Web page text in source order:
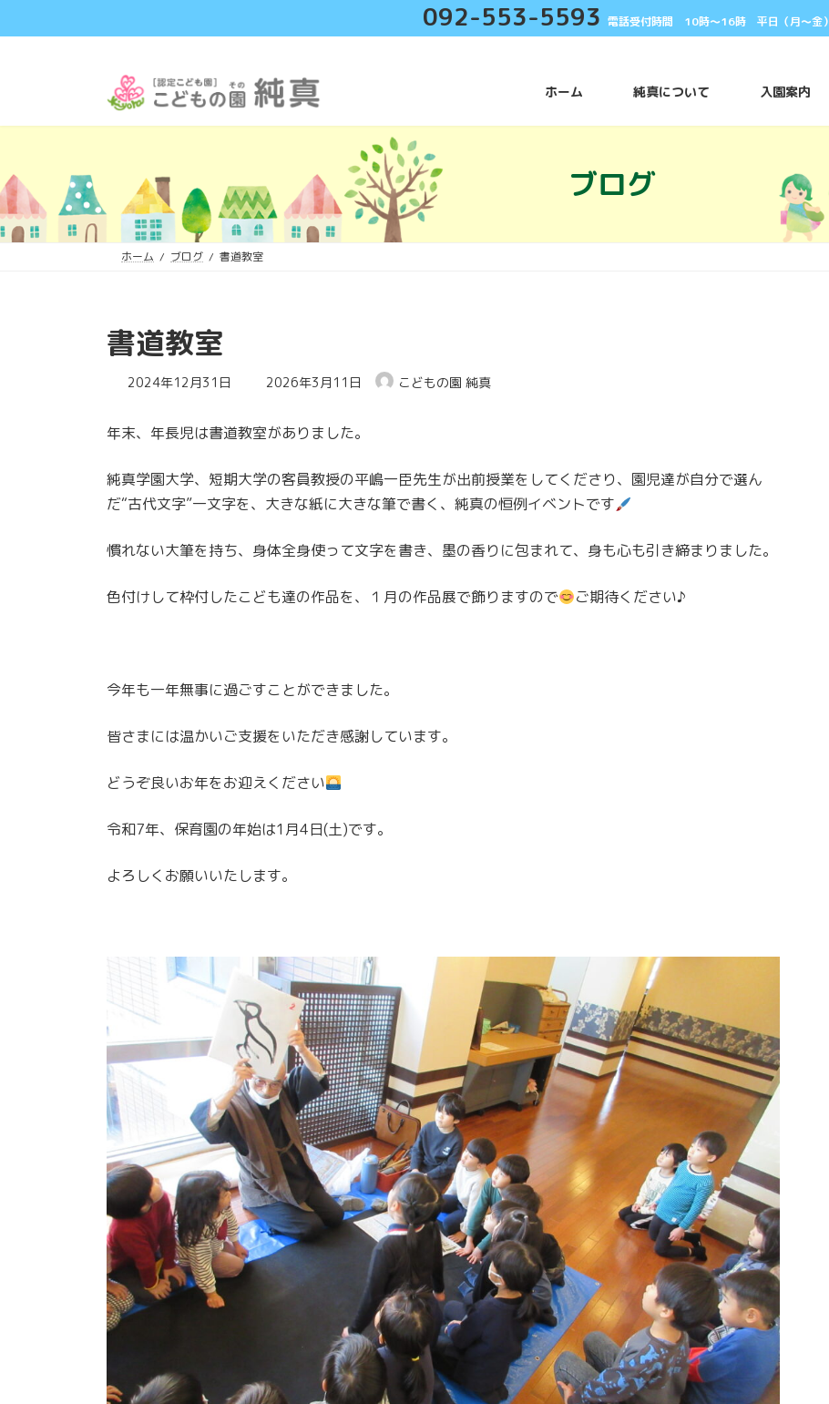
ッ
プ
移
動
092-553-5593 電話受付時間 10時〜16時 平日（月〜金）
ホーム 純真について 入園案内
ブログ
ホーム ブログ 書道教室
書道教室
2024年12月31日
最
新
:
2026年3月11日 こどもの園 純真
年末、年長児は書道教室がありました。
純真学園大学、短期大学の客員教授の平嶋一臣先生が出前授業をしてくださり、園児達が自分で選ん
だ“古代文字”一文字を、大きな紙に大きな筆で書く、純真の恒例イベントです
慣れない大筆を持ち、身体全身使って文字を書き、墨の香りに包まれて、身も心も引き締まりました。
色付けして枠付したこども達の作品を、１月の作品展で飾りますので ご期待ください♪
今年も一年無事に過ごすことができました。
皆さまには温かいご支援をいただき感謝しています。
どうぞ良いお年をお迎えください
令和7年、保育園の年始は1月4日(土)です。
よろしくお願いいたします。